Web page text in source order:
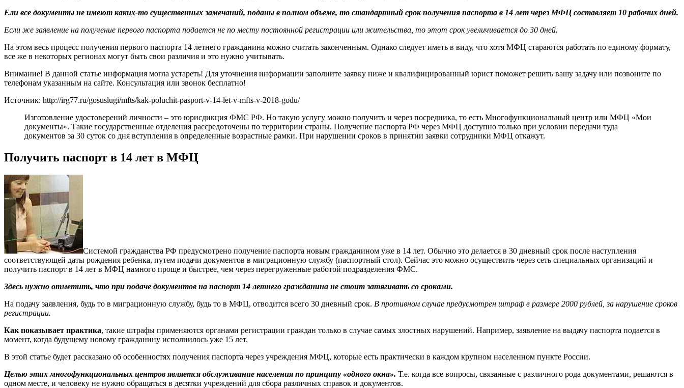
Ели все документы не имеют каких-то существенных замечаний, поданы в полном объеме, то стандартный срок получения паспорта в 14 лет через МФЦ составляет 10 рабочих дней.
Если же заявление на получение первого паспорта подается не по месту постоянной регистрации или жительства, то этот срок увеличивается до 30 дней.
На этом весь процесс получения первого паспорта 14 летнего гражданина можно считать законченным. Однако следует иметь в виду, что хотя МФЦ стараются работать по единому формату,
все же в некоторых регионах могут быть свои различия и это нужно учитывать.
Внимание! В данной статье информация могла устареть! Для уточнения информации заполните заявку ниже и квалифицированный юрист поможет решить вашу задачу или позвоните по
телефонам указанным на сайте. Консультация или звонок бесплатно!
Источник: http://irg77.ru/gosuslugi/mfts/kak-poluchit-pasport-v-14-let-v-mfts-v-2018-godu/
Изготовление удостоверений личности – это юрисдикция ФМС РФ. Но такую услугу можно получить и через посредника, то есть Многофункциональный центр или МФЦ «Мои
документы». Такие государственные отделения рассредоточены по территории страны. Получение паспорта РФ через МФЦ доступно только при условии передачи туда
документов за 30 суток со дня вступления в определенные возрастные рамки. При нарушении сроков в принятии заявки сотрудники МФЦ откажут.
Получить паспорт в 14 лет в МФЦ
Системой гражданства РФ предусмотрено получение паспорта новым гражданином уже в 14 лет. Обычно это делается в 30 дневный срок после наступления
соответствующей даты рождения ребенка, путем подачи документов в миграционную службу (паспортный стол). Сейчас это можно осуществить через сеть специальных организаций и
получить паспорт в 14 лет в МФЦ намного проще и быстрее, чем через перегруженные работой подразделения ФМС.
Здесь нужно отметить, что при подаче документов на паспорт 14 летнего гражданина не стоит затягивать со сроками.
На подачу заявления, будь то в миграционную службу, будь то в МФЦ, отводится всего 30 дневный срок. В противном случае предусмотрен штраф в размере 2000 рублей, за нарушение сроков
регистрации.
Как показывает практика, такие штрафы применяются органами регистрации граждан только в случае самых злостных нарушений. Например, заявление на выдачу паспорта подается в
момент, когда будущему новому гражданину исполнилось уже 15 лет.
В этой статье будет рассказано об особенностях получения паспорта через учреждения МФЦ, которые есть практически в каждом крупном населенном пункте России.
Целью этих многофункциональных центров является обслуживание населения по принципу «одного окна». Т.е. когда все вопросы, связанные с различного рода документами, решаются в
одном месте, и человеку не нужно обращаться в десятки учреждений для сбора различных справок и документов.